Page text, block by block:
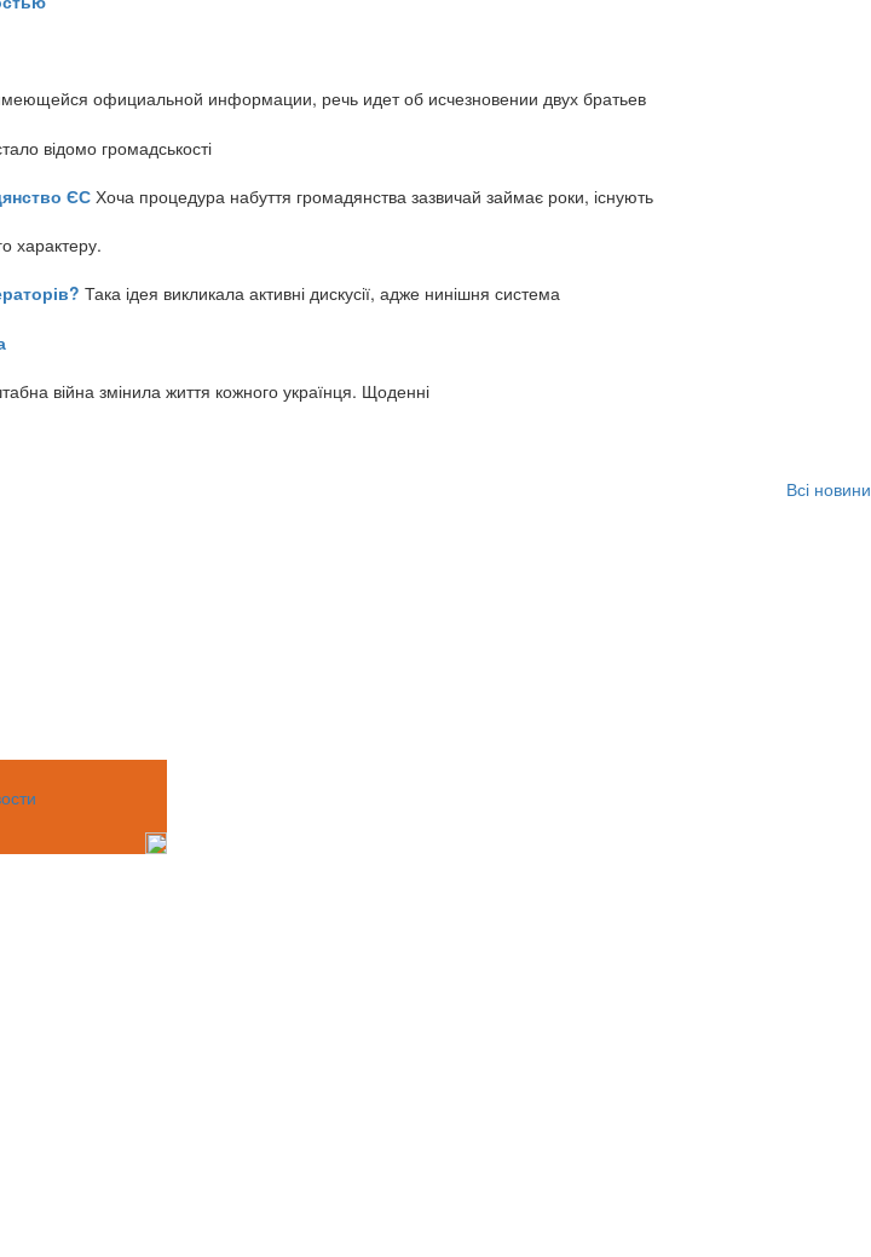
официальной информации, речь идет об исчезновении двух братьев
відомо громадськості
ЄС Хоча процедура набуття громадянства зазвичай займає роки, існують
характеру.
Така ідея викликала активні дискусії, адже нинішня система
війна змінила життя кожного українця. Щоденні
Всі новини